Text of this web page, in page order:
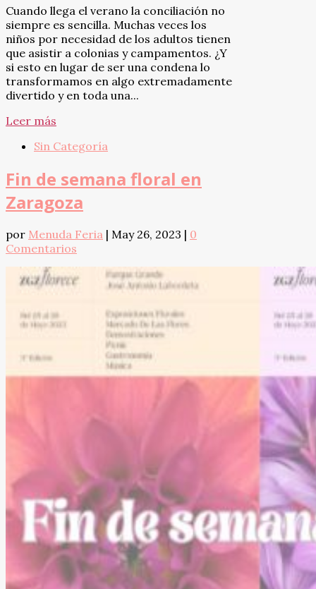
Cuando llega el verano la conciliación no
siempre es sencilla. Muchas veces los
niños por necesidad de los adultos tienen
que asistir a colonias y campamentos. ¿Y
si esto en lugar de ser una condena lo
transformamos en algo extremadamente
divertido y en toda una...
Leer más
Sin Categoría
Fin de semana floral en
Zaragoza
por Menuda Feria | May 26, 2023 | 0
Comentarios